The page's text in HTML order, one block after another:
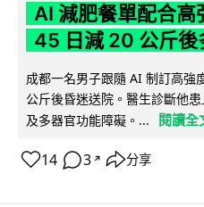
AI 減肥餐單配合
45 日減 20 公斤後
成都一名男子跟隨 AI 制訂高強
公斤後昏迷送院。醫生診斷他
及多器官功能障礙。...
閱讀全
14 3 ↗ 分享